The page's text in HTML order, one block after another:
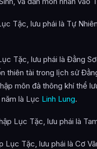
Tặc, lưu phái là Tự
Tặc, lưu phái là Đằng
thiên tài trong lịch sử
môn đả thông khí thể
là Lục Linh Lung.
Lục Tặc, lưu phái là
Lục Tặc, lưu phái là Cơ